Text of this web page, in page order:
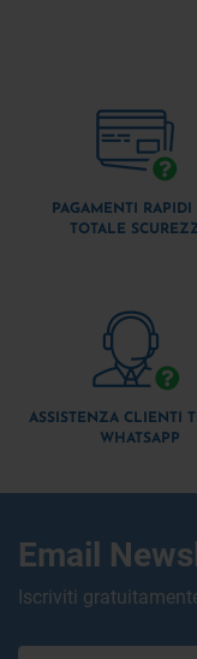
PAGAMENTI RAPIDI
TOTALE
ASSISTENZA CLIENTI
WHATSAPP
Email
Iscriviti